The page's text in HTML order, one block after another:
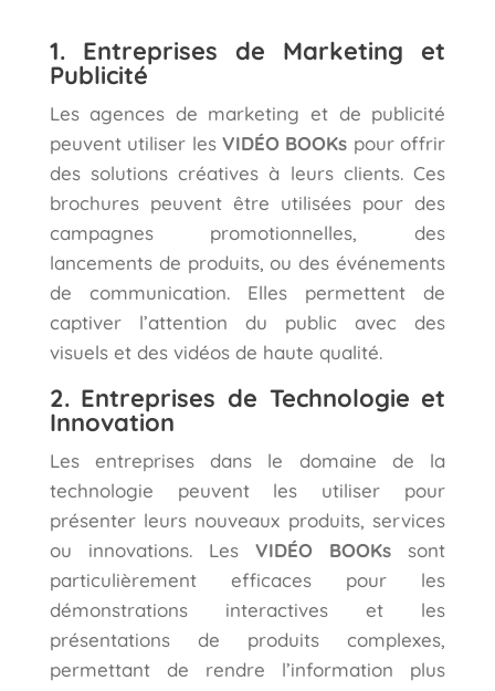
1. Entreprises de Marketing et
Publicité
Les agences de marketing et de publicité
peuvent utiliser les VIDÉO BOOKs pour offrir
des solutions créatives à leurs clients. Ces
brochures peuvent être utilisées pour des
campagnes promotionnelles, des
lancements de produits, ou des événements
de communication. Elles permettent de
captiver l’attention du public avec des
visuels et des vidéos de haute qualité.
2. Entreprises de Technologie et
Innovation
Les entreprises dans le domaine de la
technologie peuvent les utiliser pour
présenter leurs nouveaux produits, services
ou innovations. LesVIDÉO BOOKs sont
particulièrement efficaces pour les
démonstrations interactives et les
présentations de produits complexes,
permettant de rendre l’information plus